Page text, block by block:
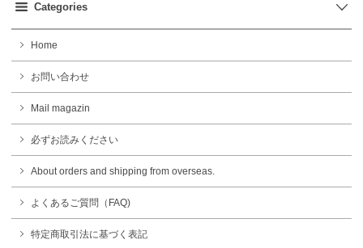
Categories
Home
お問い合わせ
Mail magazin
必ずお読みください
About orders and shipping from overseas.
よくあるご質問（FAQ)
特定商取引法に基づく表記